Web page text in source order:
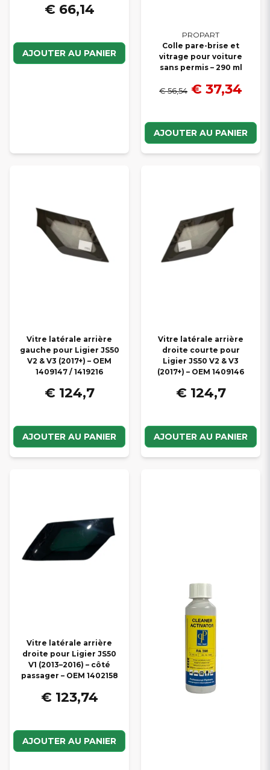
€ 66,14
AJOUTER AU PANIER
PROPART
Colle pare-brise et
vitrage pour voiture
sans permis – 290 ml
€ 56,54 € 37,34
AJOUTER AU PANIER
Vitre latérale arrière
gauche pour Ligier JS50
V2 & V3 (2017+) – OEM
1409147 / 1419216
€ 124,7
AJOUTER AU PANIER
Vitre latérale arrière
droite courte pour
Ligier JS50 V2 & V3
(2017+) – OEM 1409146
€ 124,7
AJOUTER AU PANIER
Vitre latérale arrière
droite pour Ligier JS50
V1 (2013–2016) – côté
passager – OEM 1402158
€ 123,74
AJOUTER AU PANIER